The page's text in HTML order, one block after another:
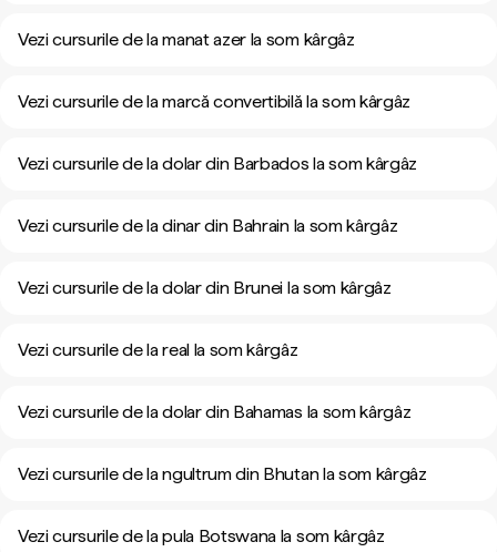
Vezi cursurile de la manat azer la som kârgâz
Vezi cursurile de la marcă convertibilă la som kârgâz
Vezi cursurile de la dolar din Barbados la som kârgâz
Vezi cursurile de la dinar din Bahrain la som kârgâz
Vezi cursurile de la dolar din Brunei la som kârgâz
Vezi cursurile de la real la som kârgâz
Vezi cursurile de la dolar din Bahamas la som kârgâz
Vezi cursurile de la ngultrum din Bhutan la som kârgâz
Vezi cursurile de la pula Botswana la som kârgâz